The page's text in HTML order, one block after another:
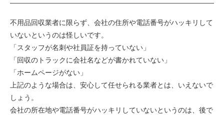
不用品回収業者に限らず、会社の住所や電話番号がハッキリして
いないというのは怪しいです。
「スタッフが名刺や社員証を持っていない」
「回収のトラックに会社名などが書かれていない」
「ホームページがない」
上記のような場合は、安心して任せられる業者とは、いえないで
しょう。
会社の所在地や電話番号がハッキリしていないというのは、後で